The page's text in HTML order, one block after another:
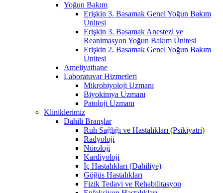
Yoğun Bakım
Erişkin 3. Basamak Genel Yoğun Bakım
Ünitesi
Erişkin 3. Basamak Anestezi ve
Reanimasyon Yoğun Bakım Ünitesi
Erişkin 2. Basamak Genel Yoğun Bakım
Ünitesi
Ameliyathane
Laboratuvar Hizmetleri
Mikrobiyoloji Uzmanı
Biyokimya Uzmanı
Patoloji Uzmanı
Kliniklerimiz
Dahili Branşlar
Ruh Sağlığı ve Hastalıkları (Psikiyatri)
Radyoloji
Nöroloji
Kardiyoloji
İç Hastalıkları (Dahiliye)
Göğüs Hastalıkları
Fizik Tedavi ve Rehabilitasyon